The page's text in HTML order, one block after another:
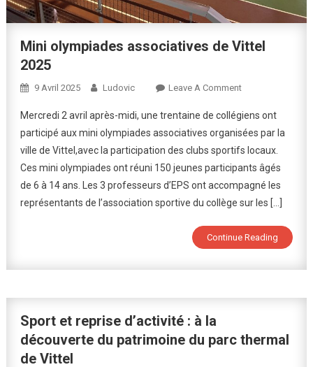
Mini olympiades associatives de Vittel
2025
9 Avril 2025 Ludovic Leave A CommentOn
Olympiades
Associatives
De
Vittel
2025
Mercredi 2 avril après-midi, une trentaine de collégiens ont
participé aux mini olympiades associatives organisées par la
ville de Vittel,avec la participation des clubs sportifs locaux.
Ces mini olympiades ont réuni 150 jeunes participants âgés
de 6 à 14 ans. Les 3 professeurs d’EPS ont accompagné les
représentants de l’association sportive du collège sur les […]
Continue Reading
Sport et reprise d’activité : à la
découverte du patrimoine du parc thermal
de Vittel